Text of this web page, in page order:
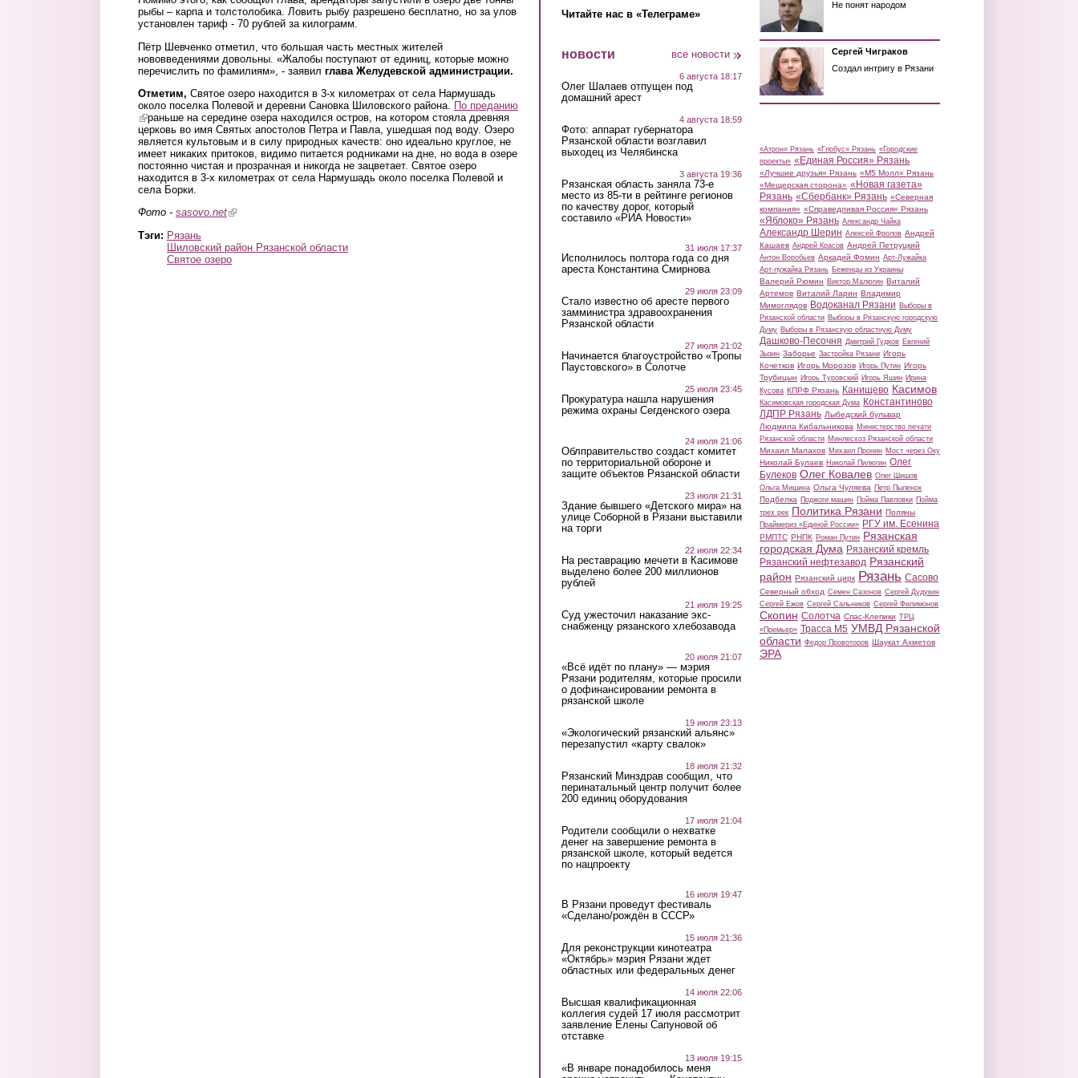
рыбы – карпа и толстолобика. Ловить рыбу разрешено бесплатно, но за улов
установлен тариф - 70 рублей за килограмм.
Пётр Шевченко отметил, что большая часть местных жителей
нововведениями довольны. «Жалобы поступают от единиц, которые можно
перечислить по фамилиям», - заявил глава Желудевской администрации.
Отметим, Святое озеро находится в 3-х километрах от села Нармушадь
около поселка Полевой и деревни Сановка Шиловского района.
По преданию
(link is external)
раньше на середине озера находился остров, на котором стояла древняя
церковь во имя Святых апостолов Петра и Павла, ушедшая под воду. Озеро
является культовым и в силу природных качеств: оно идеально круглое, не
имеет никаких притоков, видимо питается родниками на дне, но вода в озере
постоянно чистая и прозрачная и никогда не зацветает. Святое озеро
находится в 3-х километрах от села Нармушадь около поселка Полевой и
села Борки.
Фото - sasovo.net(link is external)
Тэги: Рязань
Шиловский район Рязанской области
Святое озеро
Читайте нас в «Телеграме»
новости все новости
6 августа 18:17
Олег Шалаев отпущен под
домашний арест
4 августа 18:59
Фото: аппарат губернатора
Рязанской области возглавил
выходец из Челябинска
3 августа 19:36
Рязанская область заняла 73-е
место из 85-ти в рейтинге регионов
по качеству дорог, который
составило «РИА Новости»
31 июля 17:37
Исполнилось полтора года со дня
ареста Константина Смирнова
29 июля 23:09
Стало известно об аресте первого
замминистра здравоохранения
Рязанской области
27 июля 21:02
Начинается благоустройство «Тропы
Паустовского» в Солотче
25 июля 23:45
Прокуратура нашла нарушения
режима охраны Сегденского озера
24 июля 21:06
Облправительство создаст комитет
по территориальной обороне и
защите объектов Рязанской области
23 июля 21:31
Здание бывшего «Детского мира» на
улице Соборной в Рязани выставили
на торги
22 июля 22:34
На реставрацию мечети в Касимове
выделено более 200 миллионов
рублей
21 июля 19:25
Суд ужесточил наказание экс-
снабженцу рязанского хлебозавода
20 июля 21:07
«Всё идёт по плану» — мэрия
Рязани родителям, которые просили
о дофинансировании ремонта в
рязанской школе
19 июля 23:13
«Экологический рязанский альянс»
перезапустил «карту свалок»
18 июля 21:32
Рязанский Минздрав сообщил, что
перинатальный центр получит более
200 единиц оборудования
17 июля 21:04
Родители сообщили о нехватке
денег на завершение ремонта в
рязанской школе, который ведется
по нацпроекту
16 июля 19:47
В Рязани проведут фестиваль
«Сделано/рождён в СССР»
15 июля 21:36
Для реконструкции кинотеатра
«Октябрь» мэрия Рязани ждет
областных или федеральных денег
14 июля 22:06
Высшая квалификационная
коллегия судей 17 июля рассмотрит
заявление Елены Сапуновой об
отставке
13 июля 19:15
«В январе понадобилось меня
Не понят народом
Сергей Чиграков
Создал интригу в Рязани
«Атрон» Рязань «Глобус» Рязань «Городские
проекты» «Единая Россия» Рязань
«Лучшие друзья» Рязань «М5 Молл» Рязань
«Мещерская сторона» «Новая газета»
Рязань «Сбербанк» Рязань «Северная
компания» «Справедливая Россия» Рязань
«Яблоко» Рязань Александр Чайка
Александр Шерин Алексей Фролов Андрей
Кашаев Андрей Красов Андрей Петруцкий
Антон Воробьев Аркадий Фомин Арт-Лужайка
Арт-лужайка Рязань Беженцы из Украины
Валерий Рюмин Виктор Малюгин Виталий
Артемов Виталий Ларин Владимир
Мимоглядов Водоканал Рязани Выборы в
Рязанской области Выборы в Рязанскую городскую
Думу Выборы в Рязанскую областную Думу
Дашково-Песочня Дмитрий Гудков Евгений
Зызин Заборье Застройка Рязани Игорь
Кочетков Игорь Морозов Игорь Путин Игорь
Трубицын Игорь Туровский Игорь Яшин Ирина
Кусова КПРФ Рязань Канищево Касимов
Касимовская городская Дума Константиново
ЛДПР Рязань Лыбедский бульвар
Людмила Кибальникова Министерство печати
Рязанской области Минлесхоз Рязанской области
Михаил Малахов Михаил Пронин Мост через Оку
Николай Булаев Николай Пилюгин Олег
Булеков Олег Ковалев Олег Шишов
Ольга Мишина Ольга Чуляева Петр Пыленок
Подбелка Поджоги машин Пойма Павловки Пойма
трех рек Политика Рязани Поляны
Праймериз «Единой России» РГУ им. Есенина
РМПТС РНПК Роман Путин Рязанская
городская Дума Рязанский кремль
Рязанский нефтезавод Рязанский
район Рязанский цирк Рязань Сасово
Северный обход Семен Сазонов Сергей Дудукин
Сергей Ежов Сергей Сальников Сергей Филимонов
Скопин Солотча Спас-Клепики ТРЦ
«Премьер» Трасса М5 УМВД Рязанской
области Федор Провоторов Шаукат Ахметов
ЭРА